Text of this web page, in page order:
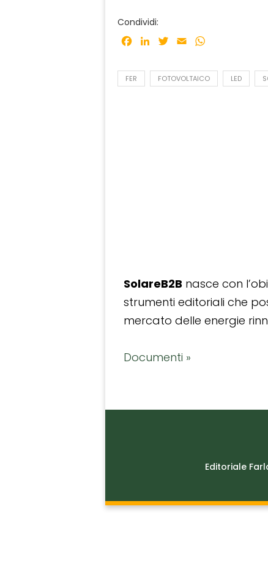
Condividi:
Facebook
LinkedInTwitter
Email
FER FOTOVOLTAICO LED
SolareB2B nasce con
strumenti editoriali che
mercato delle energie
Documenti »
Editoriale